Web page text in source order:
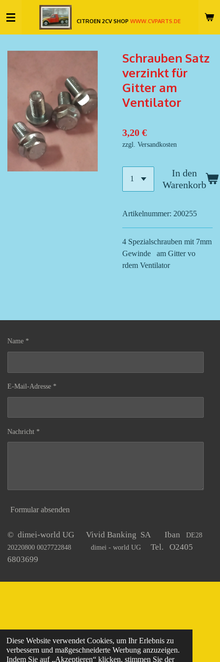
Diese Website verwendet Cookies, um Ihr Erlebnis zu
verbessern und maßgeschneiderte Werbung anzuzeigen.
Indem Sie auf „Akzeptieren“ klicken, stimmen Sie der
Hauptinhalt
springen
CITROEN 2CV SHOPWWW.CVPARTS.DE
Schrauben Satz
verzinkt für
Gitter am
Ventilator
3,20 €
zzgl. Versandkosten
In den
Warenkorb
Artikelnummer: 200255
4 Spezialschrauben mit 7mm
Gewinde am Gitter vo
rdem Ventilator
Name *
E-Mail-Adresse *
Nachricht *
Formular absenden
© dimei-world UG Vivid Banking SA Iban
DE28
20220800 0027722848 dimei - world UG Tel. O2405
6803699